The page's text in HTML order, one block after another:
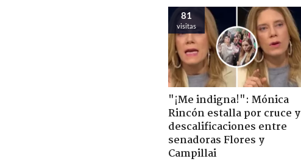
81
visitas
"¡Me indigna!": Mónica
Rincón estalla por cruce y
descalificaciones entre
senadoras Flores y
Campillai